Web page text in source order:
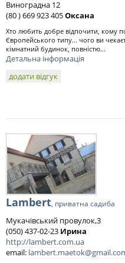
Виноградна 12
(80 ) 669 923 405Оксана
Хто любить добре відпочити, кому
Європейського типу... чого ви
кімнатний будинок, повністю...
Детальна інформація
додати відгук
Lambert, приватна садиба
Мукачівський провулок,3
(050) 437-02-23 Ирина
http://lambert.com.ua
email: